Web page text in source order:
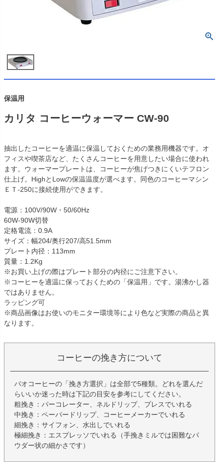
保温用
カリタ コーヒーウォーマー CW-90
抽出したコーヒーを適温に保温しておくための業務用機器です。オ
フィスや喫茶店など、たくさんコーヒーを用意したい場合に使われ
ます。ウォーマープレートは、コーヒーが焦げつきにくいテフロン
仕上げ。HighとLowの保温温度が選べます。同色のコーヒーマシン
ＥＴ-250に接続使用ができます。
電源：100V/90W・50/60Hz
60W-90W切替
定格電流：0.9A
サイズ：幅204/奥行207/高51.5mm
プレート内径：113mm
質量：1.2Kg
※お買い上げの際はプレート部分の内径にご注意下さい。
※コーヒーを適温に保っておくための「保温用」です。湯沸かし器
ではありません。
ラッピング可
※商品画像はお使いのモニター環境等により色など実際の商品と異
なります。
コーヒーの挽き方について
パオコーヒーの「挽き方選択」は全部で5種類。どれを選んだ
らいいか迷った時は下記の目安を参考にしてください。
粗挽き：パーコレーター、ネルドリップ、プレスでいれる
中挽き：ペーパードリップ、コーヒーメーカーでいれる
細挽き：サイフォン、水出しでいれる
極細挽き：エスプレッソでいれる（手挽きミルでは困難なパ
ウダー状の細かさです）